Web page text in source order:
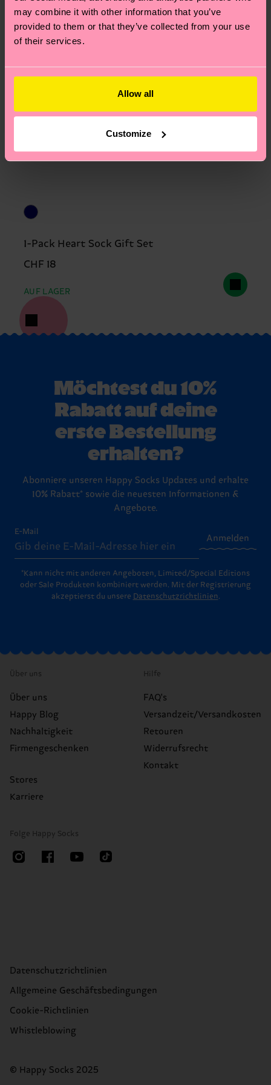
may combine it with other information that you’ve
provided to them or that they’ve collected from your use
of their services.
Allow all
Customize
1-Pack Heart Sock Gift Set
CHF 18
AUF LAGER
Möchtest du 10%
Rabatt auf deine
erste Bestellung
erhalten?
Abonniere unseren Happy Socks Updates und erhalte
10% Rabatt* sowie die neuesten Informationen &
Angebote.
E-Mail
Anmelden
*Kann nicht mit anderen Angeboten, Limited/Special Editions
oder Sale Produkten kombiniert werden. Mit der Registrierung
akzeptierst du unsere Datenschutzrichtlinien.
Über uns
Über uns
Happy Blog
Nachhaltigkeit
Firmengeschenken
Stores
Karriere
Hilfe
FAQ's
Versandzeit/Versandkosten
Retouren
Widerrufsrecht
Kontakt
Folge Happy Socks
Datenschutzrichtlinien
Allgemeine Geschäftsbedingungen
Cookie-Richtlinien
Whistleblowing
© Happy Socks 2025